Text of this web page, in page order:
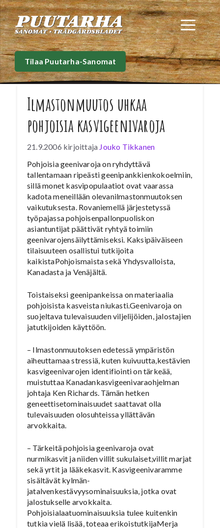
Siirry
sisältöön
Tilaa Puutarha-Sanomat
Ilmastonmuutos uhkaa
pohjoisia kasvigeenivaroja
21.9.2006 kirjoittaja Jouko Tikkanen
Pohjoisia geenivaroja on ryhdyttävä
tallentamaan ripeästi geenipankkienkokoelmiin,
sillä monet kasvipopulaatiot ovat vaarassa
kadota meneillään olevanilmastonmuutoksen
vaikutuksesta. Rovaniemellä järjestetyssä
työpajassa pohjoisenpallonpuoliskon
asiantuntijat päättivät ryhtyä toimiin
geenivarojensäilyttämiseksi. Kaksipäiväiseen
tilaisuuteen osallistui tutkijoita
kaikistaPohjoismaista sekä Yhdysvalloista,
Kanadasta ja Venäjältä.
Toistaiseksi geenipankeissa on materiaalia
pohjoisista kasveista niukasti.Geenivaroja on
suojeltava tulevaisuuden viljelijöiden, jalostajien
jatutkijoiden käyttöön.
– Ilmastonmuutoksen edetessä ympäristön
aiheuttamaa stressiä, kuten kuivuutta,kestävien
kasvigeenivarojen identifiointi on tärkeää,
muistuttaa Kanadankasvigeenivaraohjelman
johtaja Ken Richards. Tämän hetken
geneettisetominaisuudet saattavat olla
tulevaisuuden olosuhteissa yllättävän
arvokkaita.
– Tärkeitä pohjoisia geenivaroja ovat
nurmikasvit ja niiden villit sukulaiset,villit marjat
sekä yrtit ja lääkekasvit. Kasvigeenivaramme
sisältävät kylmän-
jatalvenkestävyysominaisuuksia, jotka ovat
jalostukselle arvokkaita.
Pohjoisialaatuominaisuuksia tulee kuitenkin
tutkia vielä lisää, toteaa erikoistutkijaMerja